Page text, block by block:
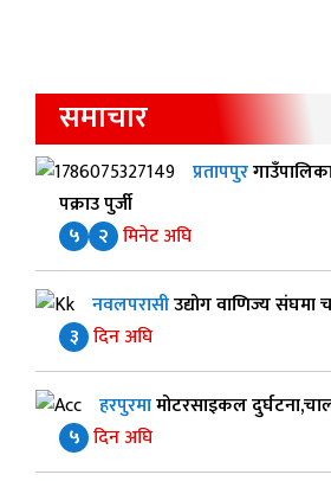
समाचार
प्रतापपुर
पक्राउ पुर्जी
५
२ मिनेट अघि
नवलपरासीउद्योग वाणिज्य संघमा
३ दिन अघि
हरपुरमामोटरसाइकल
५ दिन अघि